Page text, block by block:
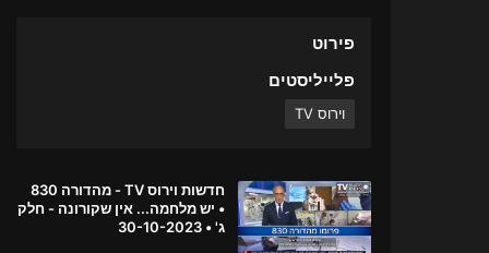
פירוט
פלייליסטים
וירוס TV
חדשות וירוס TV - מהדורה 830
• יש מלחמה... אין שקורונה - חלק
ג' • 30-10-2023